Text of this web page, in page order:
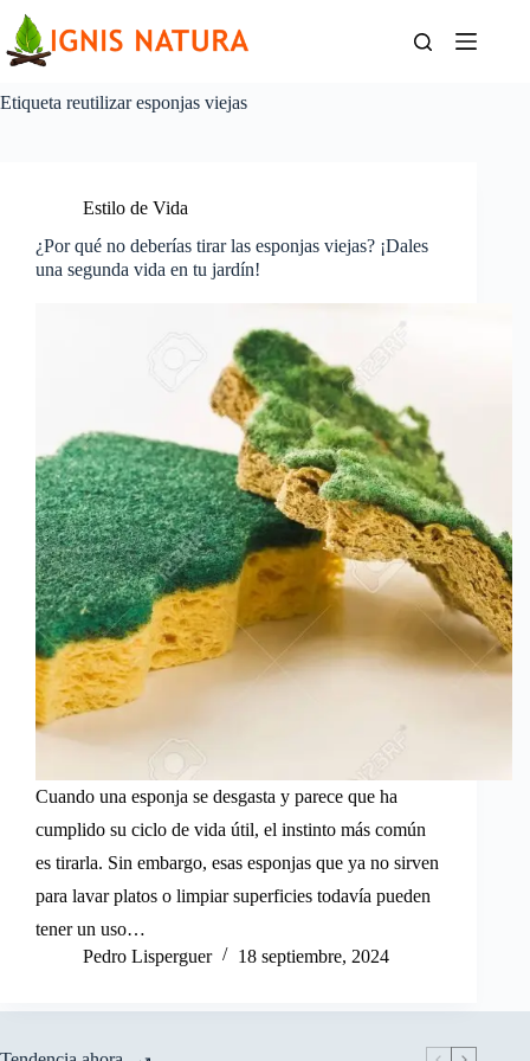
contenido
Etiqueta reutilizar esponjas viejas
Estilo de Vida
¿Por qué no deberías tirar las esponjas viejas? ¡Dales
una segunda vida en tu jardín!
Cuando una esponja se desgasta y parece que ha
cumplido su ciclo de vida útil, el instinto más común
es tirarla. Sin embargo, esas esponjas que ya no sirven
para lavar platos o limpiar superficies todavía pueden
tener un uso…
Pedro Lisperguer
18 septiembre, 2024